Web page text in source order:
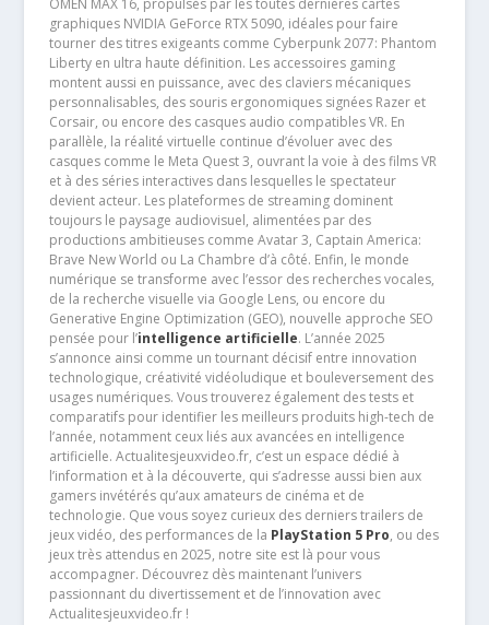
OMEN MAX 16, propulsés par les toutes dernières cartes
graphiques NVIDIA GeForce RTX 5090, idéales pour faire
tourner des titres exigeants comme Cyberpunk 2077: Phantom
Liberty en ultra haute définition. Les accessoires gaming
montent aussi en puissance, avec des claviers mécaniques
personnalisables, des souris ergonomiques signées Razer et
Corsair, ou encore des casques audio compatibles VR. En
parallèle, la réalité virtuelle continue d’évoluer avec des
casques comme le Meta Quest 3, ouvrant la voie à des films VR
et à des séries interactives dans lesquelles le spectateur
devient acteur. Les plateformes de streaming dominent
toujours le paysage audiovisuel, alimentées par des
productions ambitieuses comme Avatar 3, Captain America:
Brave New World ou La Chambre d’à côté. Enfin, le monde
numérique se transforme avec l’essor des recherches vocales,
de la recherche visuelle via Google Lens, ou encore du
Generative Engine Optimization (GEO), nouvelle approche SEO
pensée pour l’intelligence artificielle. L’année 2025
s’annonce ainsi comme un tournant décisif entre innovation
technologique, créativité vidéoludique et bouleversement des
usages numériques. Vous trouverez également des tests et
comparatifs pour identifier les meilleurs produits high-tech de
l’année, notamment ceux liés aux avancées en intelligence
artificielle. Actualitesjeuxvideo.fr, c’est un espace dédié à
l’information et à la découverte, qui s’adresse aussi bien aux
gamers invétérés qu’aux amateurs de cinéma et de
technologie. Que vous soyez curieux des derniers trailers de
jeux vidéo, des performances de la PlayStation 5 Pro, ou des
jeux très attendus en 2025, notre site est là pour vous
accompagner. Découvrez dès maintenant l’univers
passionnant du divertissement et de l’innovation avec
Actualitesjeuxvideo.fr !